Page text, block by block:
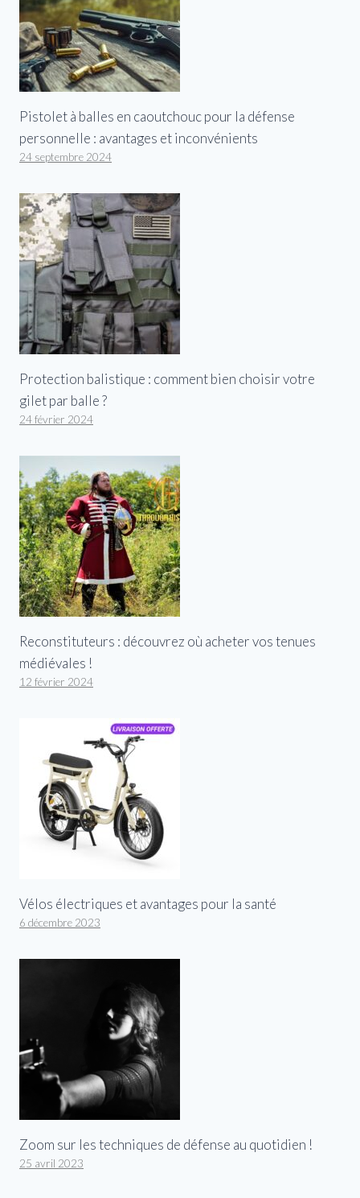
Pistolet à balles en caoutchouc pour la défense
personnelle : avantages et inconvénients
24 septembre 2024
Protection balistique : comment bien choisir votre
gilet par balle ?
24 février 2024
Reconstituteurs : découvrez où acheter vos tenues
médiévales !
12 février 2024
Vélos électriques et avantages pour la santé
6 décembre 2023
Zoom sur les techniques de défense au quotidien !
25 avril 2023